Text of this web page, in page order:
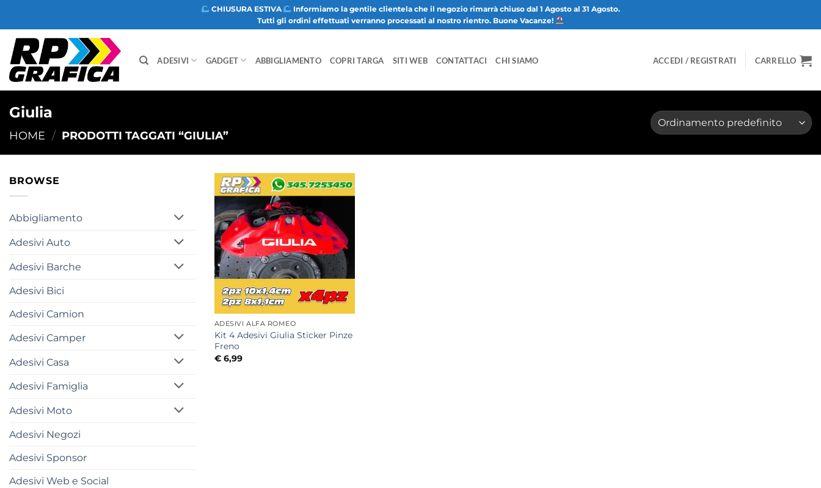
contenuti
CHIUSURA ESTIVA
Informiamo la gentile clientela che il negozio rimarrà chiuso dal 1 Agosto al 31 Agosto.
Tutti gli ordini effettuati verranno processati al nostro rientro. Buone Vacanze!
ADESIVI GADGET ABBIGLIAMENTO COPRI TARGA SITI WEB CONTATTACI CHI SIAMO ACCEDI / REGISTRATI CARRELLO
Giulia
HOME / PRODOTTI TAGGATI “GIULIA”
BROWSE
Abbigliamento
Adesivi Auto
Adesivi Barche
Adesivi Bici
Adesivi Camion
Adesivi Camper
Adesivi Casa
Adesivi Famiglia
Adesivi Moto
Adesivi Negozi
Adesivi Sponsor
Adesivi Web e Social
ADESIVI ALFA ROMEO
Kit 4 Adesivi Giulia Sticker Pinze
Freno
€6,99